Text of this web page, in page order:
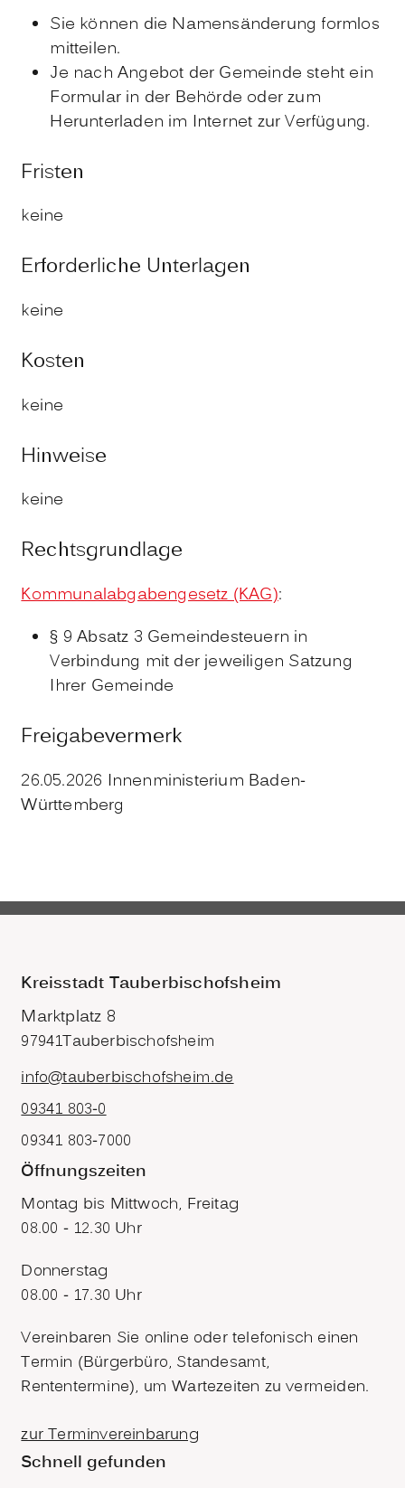
Sie können die Namensänderung formlos
mitteilen.
Je nach Angebot der Gemeinde steht ein
Formular in der Behörde oder zum
Herunterladen im Internet zur Verfügung.
Fristen
keine
Erforderliche Unterlagen
keine
Kosten
keine
Hinweise
keine
Rechtsgrundlage
Kommunalabgabengesetz (KAG):
§ 9 Absatz 3 Gemeindesteuern in
Verbindung mit der jeweiligen Satzung
Ihrer Gemeinde
Freigabevermerk
26.05.2026 Innenministerium Baden-
Württemberg
Kreisstadt Tauberbischofsheim
Marktplatz 8
97941Tauberbischofsheim
info@tauberbischofsheim.de
09341 803-0
09341 803-7000
Öffnungszeiten
Montag bis Mittwoch, Freitag
08.00 - 12.30 Uhr
Donnerstag
08.00 - 17.30 Uhr
Vereinbaren Sie online oder telefonisch einen
Termin (Bürgerbüro, Standesamt,
Rententermine), um Wartezeiten zu vermeiden.
zur Terminvereinbarung
Schnell gefunden